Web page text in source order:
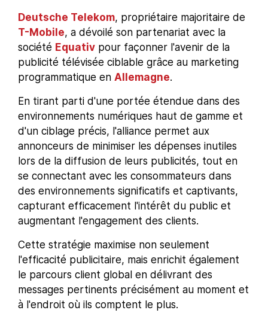
Deutsche Telekom, propriétaire majoritaire de
T-Mobile, a dévoilé son partenariat avec la
société Equativ pour façonner l'avenir de la
publicité télévisée ciblable grâce au marketing
programmatique en Allemagne.
En tirant parti d'une portée étendue dans des
environnements numériques haut de gamme et
d'un ciblage précis, l'alliance permet aux
annonceurs de minimiser les dépenses inutiles
lors de la diffusion de leurs publicités, tout en
se connectant avec les consommateurs dans
des environnements significatifs et captivants,
capturant efficacement l'intérêt du public et
augmentant l'engagement des clients.
Cette stratégie maximise non seulement
l'efficacité publicitaire, mais enrichit également
le parcours client global en délivrant des
messages pertinents précisément au moment et
à l'endroit où ils comptent le plus.